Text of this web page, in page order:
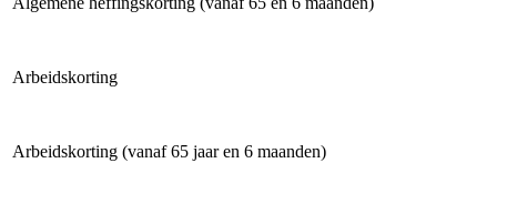
Arbeidskorting
Arbeidskorting (vanaf 65 jaar en 6 maanden)